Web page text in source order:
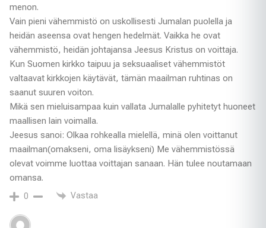
menon.
Vain pieni vähemmistö on uskollisesti Jumalan puolella ja
heidän aseensa ovat hengen hedelmät. Vaikka he ovat
vähemmistö, heidän johtajansa Jeesus Kristus on voittaja.
Kun Suomen kirkko taipuu ja seksuaaliset vähemmistöt
valtaavat kirkkojen käytävät, tämän maailman ruhtinas on
saanut suuren voiton.
Mikä sen mieluisampaa kuin vallata Jumalalle pyhitetyt huoneet
maallisen lain voimalla.
Jeesus sanoi: Olkaa rohkealla mielellä, minä olen voittanut
maailman(omakseni, oma lisäykseni) Me vähemmistössä
olevat voimme luottaa voittajan sanaan. Hän tulee noutamaan
omansa.
0 Vastaa